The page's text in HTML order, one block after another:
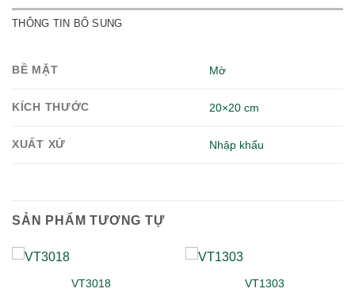
THÔNG TIN BỔ SUNG
BỀ MẶT Mờ
KÍCH THƯỚC 20×20 cm
XUẤT XỨ Nhập khẩu
SẢN PHẨM TƯƠNG TỰ
VT3018 VT1303